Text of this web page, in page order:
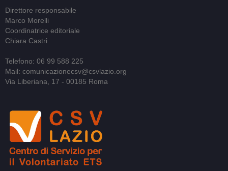
Direttore responsabile
Marco Morelli
Coordinatrice editoriale
Chiara Castri
Telefono: 06 99 588 225
Mail: comunicazionecsv@csvlazio.org
Via Liberiana, 17 - 00185 Roma